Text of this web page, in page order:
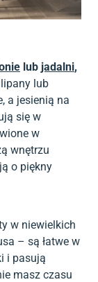
lub jadalni,
lub
a jesienią na
się w
w
wnętrzu
o piękny
w niewielkich
– są łatwe w
i pasują
masz czasu